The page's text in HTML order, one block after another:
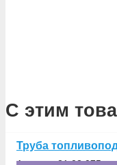
С этим
Труба